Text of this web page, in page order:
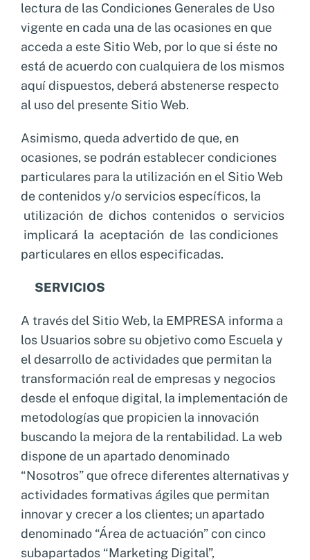
lectura de las Condiciones Generales de Uso
vigente en cada una de las ocasiones en que
acceda a este Sitio Web, por lo que si éste no
está de acuerdo con cualquiera de los mismos
aquí dispuestos, deberá abstenerse respecto
al uso del presente Sitio Web.
Asimismo, queda advertido de que, en
ocasiones, se podrán establecer condiciones
particulares para la utilización en el Sitio Web
de contenidos y/o servicios específicos, la
utilización de dichos contenidos o servicios
implicará la aceptación de las condiciones
particulares en ellos especificadas.
SERVICIOS
A través del Sitio Web, la EMPRESA informa a
los Usuarios sobre su objetivo como Escuela y
el desarrollo de actividades que permitan la
transformación real de empresas y negocios
desde el enfoque digital, la implementación de
metodologías que propicien la innovación
buscando la mejora de la rentabilidad. La web
dispone de un apartado denominado
“Nosotros” que ofrece diferentes alternativas y
actividades formativas ágiles que permitan
innovar y crecer a los clientes; un apartado
denominado “Área de actuación” con cinco
subapartados “Marketing Digital”,